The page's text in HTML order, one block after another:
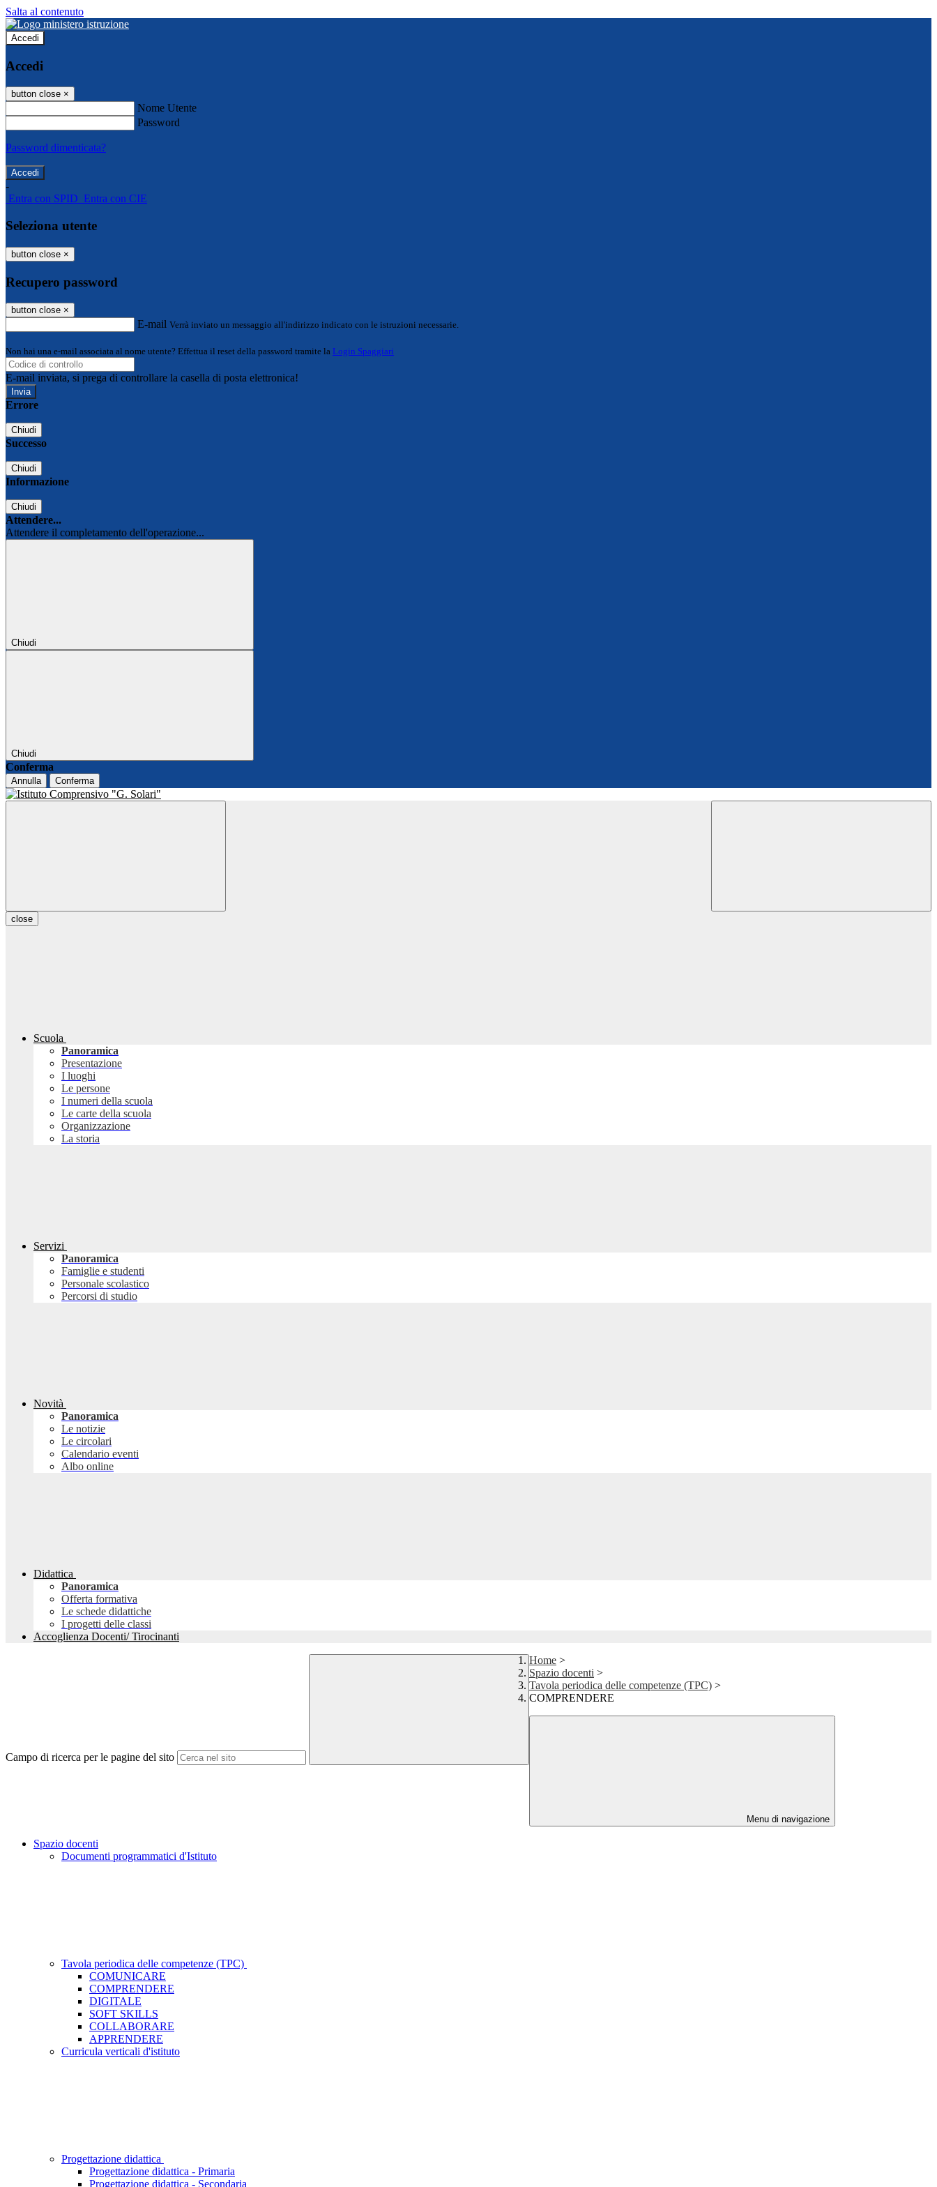
Salta al contenuto
Accedi
Accedi
button close ×
Nome Utente
Password
Password dimenticata?
-
Entra con SPID Entra con CIE
Seleziona utente
button close ×
Recupero password
button close ×
E-mail Verrà inviato un messaggio all'indirizzo indicato con le istruzioni necessarie.
Non hai una e-mail associata al nome utente? Effettua il reset della password tramite la Login Spaggiari
E-mail inviata, si prega di controllare la casella di posta elettronica!
Errore
Chiudi
Successo
Chiudi
Informazione
Chiudi
Attendere...
Attendere il completamento dell'operazione...
Chiudi
Chiudi
Conferma
Annulla Conferma
close
Scuola
Panoramica
Presentazione
I luoghi
Le persone
I numeri della scuola
Le carte della scuola
Organizzazione
La storia
Servizi
Panoramica
Famiglie e studenti
Personale scolastico
Percorsi di studio
Novità
Panoramica
Le notizie
Le circolari
Calendario eventi
Albo online
Didattica
Panoramica
Offerta formativa
Le schede didattiche
I progetti delle classi
Accoglienza Docenti/ Tirocinanti
Campo di ricerca per le pagine del sito
Home >
Spazio docenti >
Tavola periodica delle competenze (TPC) >
COMPRENDERE
Menu di navigazione
Spazio docenti
Documenti programmatici d'Istituto
Tavola periodica delle competenze (TPC)
COMUNICARE
COMPRENDERE
DIGITALE
SOFT SKILLS
COLLABORARE
APPRENDERE
Curricula verticali d'istituto
Progettazione didattica
Progettazione didattica - Primaria
Progettazione didattica - Secondaria